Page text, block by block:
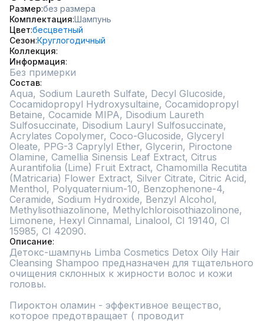
Размер без размера
Комплектация Шампунь
Цвет бесцветный
Сезон Круглогодичный
Коллекция
Информация
Без примерки
Состав
Aqua, Sodium Laureth Sulfate, Decyl Glucoside,
Cocamidopropyl Hydroxysultaine, Cocamidopropyl
Betaine, Cocamide MIPA, Disodium Laureth
Sulfosuccinate, Disodium Lauryl Sulfosuccinate,
Acrylates Copolymer, Coco-Glucoside, Glyceryl
Oleate, PPG-3 Caprylyl Ether, Glycerin, Piroctone
Olamine, Camellia Sinensis Leaf Extract, Citrus
Aurantifolia (Lime) Fruit Extract, Chamomilla Recutita
(Matricaria) Flower Extract, Silver Citrate, Citric Acid,
Menthol, Polyquaternium-10, Benzophenone-4,
Ceramide, Sodium Hydroxide, Benzyl Alcohol,
Methylisothiazolinone, Methylchloroisothiazolinone,
Limonene, Hexyl Cinnamal, Linalool, CI 19140, CI
15985, CI 42090.
Описание
Детокс-шампунь Limba Cosmetics Detox Oily Hair
Cleansing Shampoo предназначен для тщательного
очищения склонных к жирности волос и кожи
головы.
Пироктон оламин - эффективное вещество,
которое предотвращает ( проводит